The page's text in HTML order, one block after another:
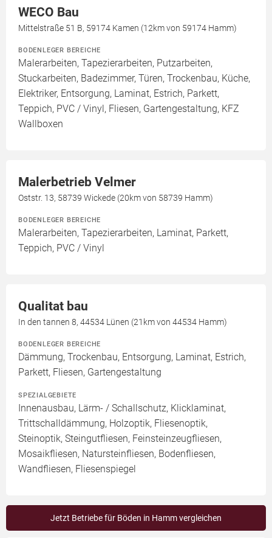
WECO Bau
Mittelstraße 51 B, 59174 Kamen (12km von 59174 Hamm)
BODENLEGER BEREICHE
Malerarbeiten, Tapezierarbeiten, Putzarbeiten,
Stuckarbeiten, Badezimmer, Türen, Trockenbau, Küche,
Elektriker, Entsorgung, Laminat, Estrich, Parkett,
Teppich, PVC / Vinyl, Fliesen, Gartengestaltung, KFZ
Wallboxen
Malerbetrieb Velmer
Oststr. 13, 58739 Wickede (20km von 58739 Hamm)
BODENLEGER BEREICHE
Malerarbeiten, Tapezierarbeiten, Laminat, Parkett,
Teppich, PVC / Vinyl
Qualitat bau
In den tannen 8, 44534 Lünen (21km von 44534 Hamm)
BODENLEGER BEREICHE
Dämmung, Trockenbau, Entsorgung, Laminat, Estrich,
Parkett, Fliesen, Gartengestaltung
SPEZIALGEBIETE
Innenausbau, Lärm- / Schallschutz, Klicklaminat,
Trittschalldämmung, Holzoptik, Fliesenoptik,
Steinoptik, Steingutfliesen, Feinsteinzeugfliesen,
Mosaikfliesen, Natursteinfliesen, Bodenfliesen,
Wandfliesen, Fliesenspiegel
Jetzt Betriebe für Böden in Hamm vergleichen